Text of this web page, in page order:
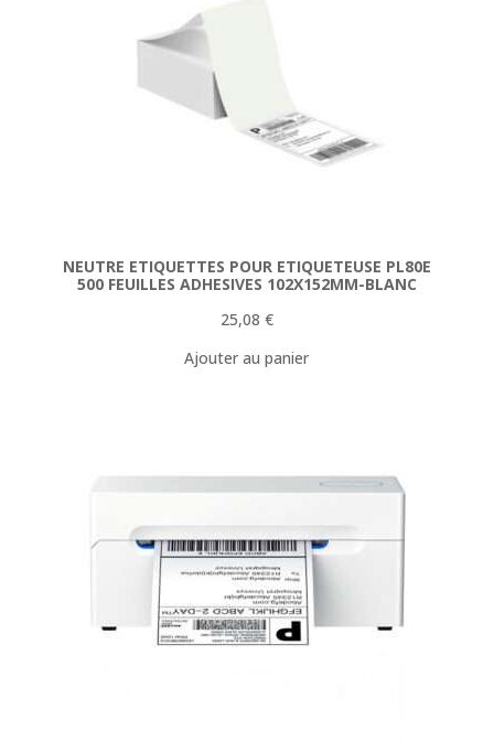
NEUTRE ETIQUETTES POUR ETIQUETEUSE PL80E
500 FEUILLES ADHESIVES 102X152MM-BLANC
25,08 €
Ajouter au panier